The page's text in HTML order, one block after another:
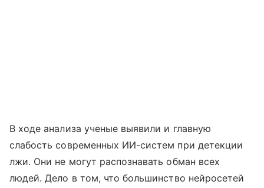
В ходе анализа ученые выявили и главную
слабость современных ИИ-систем при детекции
лжи. Они не могут распознавать обман всех
людей. Дело в том, что большинство нейросетей